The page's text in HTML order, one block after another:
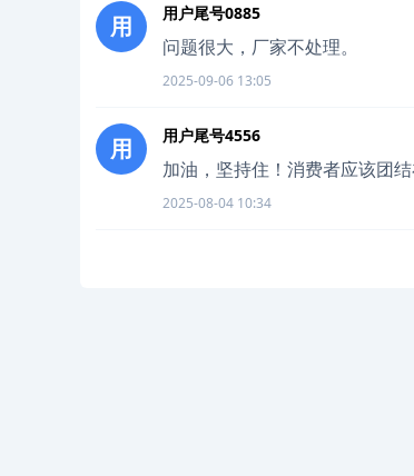
用 用户尾号0885
问题很大，厂家不处理。
2025-09-06 13:05
用 用户尾号4556
加油，坚持住！消费者应该团结
2025-08-04 10:34